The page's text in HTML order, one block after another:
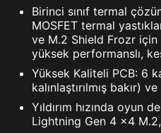
Birinci sınıf termal
MOSFET termal
ve M.2 Shield Frozr
yüksek performanslı,
Yüksek Kaliteli PCB: 6
kalınlaştırılmış bakır)
Yıldırım hızında oyun
Lightning Gen 4 x4